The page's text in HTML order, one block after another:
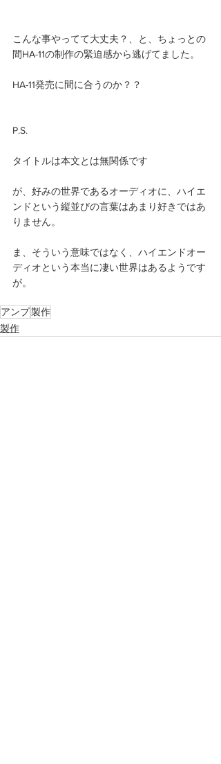
こんな事やってて大丈夫？、と、ちょっとの
間HA-11の制作の緊迫感から逃げてました。
HA-11発売に間に合うのか？？
P.S.
タイトルは本文とは無関係です
が、好みの世界であるオーディオに、ハイエ
ンドという縦並びの言葉はあまり好きではあ
りません。
ま、そういう意味ではなく、ハイエンドオー
ディオという本当に凄い世界はあるようです
が。
アンプ製作
製作